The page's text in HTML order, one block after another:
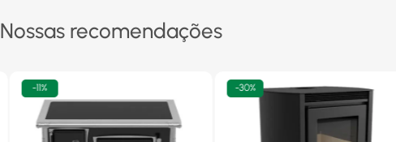
Nossas recomendações
-11% -30%